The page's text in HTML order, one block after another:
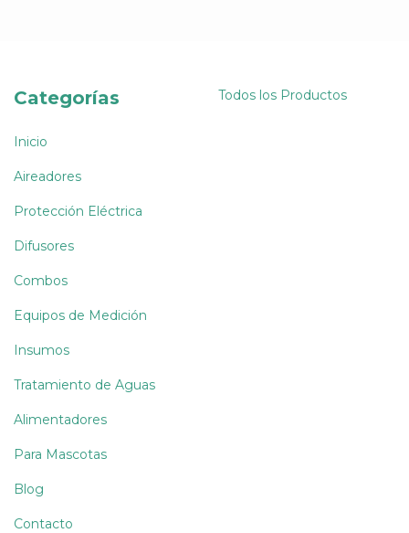
Categorías
Inicio
Aireadores
Protección Eléctrica
Difusores
Combos
Equipos de Medición
Insumos
Tratamiento de Aguas
Alimentadores
Para Mascotas
Blog
Contacto
Todos los Productos